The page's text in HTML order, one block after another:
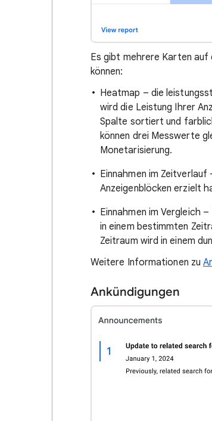
Es gibt mehrere Karten
können:
Heatmap – die
wird die Leistung Ihrer
Spalte sortiert und
können drei Messwerte
Monetarisierung.
Einnahmen im
Anzeigenblöcken erzielt
Einnahmen im Vergleich
in einem bestimmten
Zeitraum wird in einem
Weitere Informationen zu
Ankündigungen